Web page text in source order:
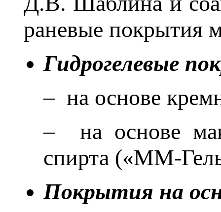
раневые покрытия
Гидрогелевые
– на основе
– на основе
спирта («ММ-
Покрытия на